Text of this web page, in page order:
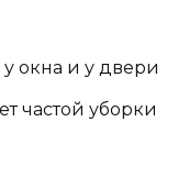
окна и у двери
частой уборки